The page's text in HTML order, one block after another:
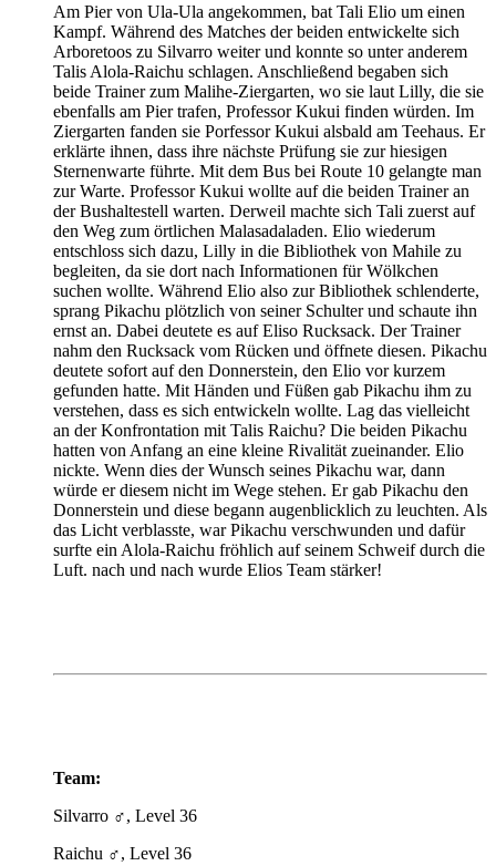
Am Pier von Ula-Ula angekommen, bat Tali Elio um einen
Kampf. Während des Matches der beiden entwickelte sich
Arboretoos zu Silvarro weiter und konnte so unter anderem
Talis Alola-Raichu schlagen. Anschließend begaben sich
beide Trainer zum Malihe-Ziergarten, wo sie laut Lilly, die sie
ebenfalls am Pier trafen, Professor Kukui finden würden. Im
Ziergarten fanden sie Porfessor Kukui alsbald am Teehaus. Er
erklärte ihnen, dass ihre nächste Prüfung sie zur hiesigen
Sternenwarte führte. Mit dem Bus bei Route 10 gelangte man
zur Warte. Professor Kukui wollte auf die beiden Trainer an
der Bushaltestell warten. Derweil machte sich Tali zuerst auf
den Weg zum örtlichen Malasadaladen. Elio wiederum
entschloss sich dazu, Lilly in die Bibliothek von Mahile zu
begleiten, da sie dort nach Informationen für Wölkchen
suchen wollte. Während Elio also zur Bibliothek schlenderte,
sprang Pikachu plötzlich von seiner Schulter und schaute ihn
ernst an. Dabei deutete es auf Eliso Rucksack. Der Trainer
nahm den Rucksack vom Rücken und öffnete diesen. Pikachu
deutete sofort auf den Donnerstein, den Elio vor kurzem
gefunden hatte. Mit Händen und Füßen gab Pikachu ihm zu
verstehen, dass es sich entwickeln wollte. Lag das vielleicht
an der Konfrontation mit Talis Raichu? Die beiden Pikachu
hatten von Anfang an eine kleine Rivalität zueinander. Elio
nickte. Wenn dies der Wunsch seines Pikachu war, dann
würde er diesem nicht im Wege stehen. Er gab Pikachu den
Donnerstein und diese begann augenblicklich zu leuchten. Als
das Licht verblasste, war Pikachu verschwunden und dafür
surfte ein Alola-Raichu fröhlich auf seinem Schweif durch die
Luft. nach und nach wurde Elios Team stärker!
Team:
Silvarro ♂️, Level 36
Raichu ♂️, Level 36